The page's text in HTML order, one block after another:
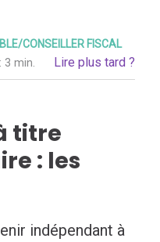
CONSEILLER FISCAL
3 min. Lire plus tard ?
titre
: les
indépendant à